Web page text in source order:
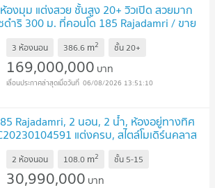
องมุม แต่งสวย ชั้นสูง 20+ วิวเปิด สวยมาก
ดำริ 300 ม. ที่คอนโด 185 Rajadamri / ขาย
3 ห้องนอน 386.6 m2 ชั้น20+
169,000,000 บาท
06/08/2026 13:51:10
Rajadamri, 2 นอน, 2 น้ำ, ห้องอยู่ทางทิศ
แต่งครบ, สไตล์โมเดิร์นคลาส
2 ห้องนอน 108.0 m2 ชั้น 5-15
30,990,000 บาท